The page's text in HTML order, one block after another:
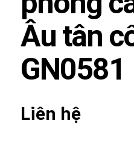
Âu tân
GN0581
Liên hệ